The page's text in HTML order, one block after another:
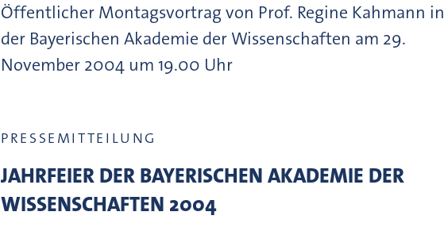
Öffentlicher Montagsvortrag von Prof. Regine Kahmann in
der Bayerischen Akademie der Wissenschaften am 29.
November 2004 um 19.00 Uhr
PRESSEMITTEILUNG
JAHRFEIER DER BAYERISCHEN AKADEMIE DER
WISSENSCHAFTEN 2004